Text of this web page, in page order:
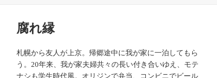
腐れ縁
札幌から友人が上京。帰郷途中に我が家に一泊してもら
う。20年来、我が家夫婦共々の長い付き合いゆえ、モテ
ナシも学生時代風。オリジンで弁当、コンビニでビール